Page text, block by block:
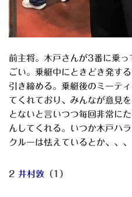
前主将。木戸さんが3番に乗
ごい。乗艇中にときどき発す
引き締める。乗艇後のミーテ
てくれており、みんなが意見
とないと言いつつ毎回非常に
んしてくれる。いつか木戸ハ
クルーは怯えているとか、、、
2 井村敦 （1）